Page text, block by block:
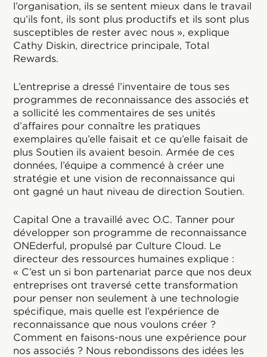
l’organisation, ils se sentent mieux dans le travail
qu’ils font, ils sont plus productifs et ils sont plus
susceptibles de rester avec nous », explique
Cathy Diskin, directrice principale, Total
Rewards.
L’entreprise a dressé l’inventaire de tous ses
programmes de reconnaissance des associés et
a sollicité les commentaires de ses unités
d’affaires pour connaître les pratiques
exemplaires qu’elle faisait et ce qu’elle faisait de
plus Soutien ils avaient besoin. Armée de ces
données, l’équipe a commencé à créer une
stratégie et une vision de reconnaissance qui
ont gagné un haut niveau de direction Soutien.
Capital One a travaillé avec O.C. Tanner pour
développer son programme de reconnaissance
ONEderful, propulsé par Culture Cloud. Le
directeur des ressources humaines explique :
« C’est un si bon partenariat parce que nos deux
entreprises ont traversé cette transformation
pour penser non seulement à une technologie
spécifique, mais quelle est l’expérience de
reconnaissance que nous voulons créer ?
Comment en faisons-nous une expérience pour
nos associés ? Nous rebondissons des idées les